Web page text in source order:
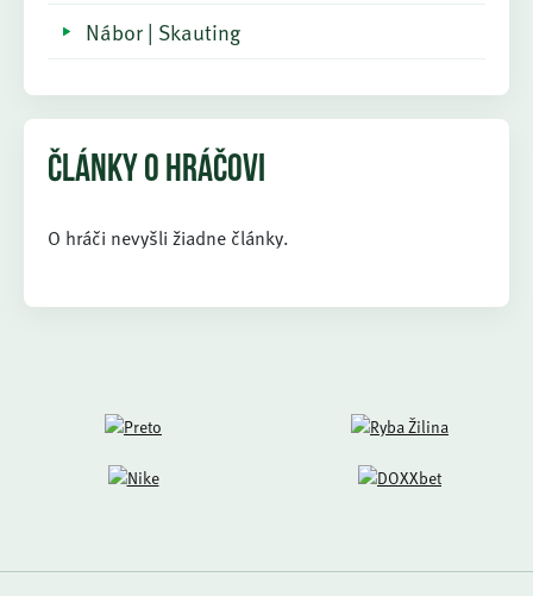
Nábor | Skauting
ČLÁNKY O HRÁČOVI
O hráči nevyšli žiadne články.